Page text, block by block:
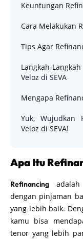
Keuntungan
Cara Melakukan
Tips Agar
Langkah-
Veloz di SEVA
Mengapa
Yuk, Wujudkan
Veloz di SEVA!
Apa Itu
Refinancing
dengan pinjaman
yang lebih baik.
kamu bisa
tenor yang lebih